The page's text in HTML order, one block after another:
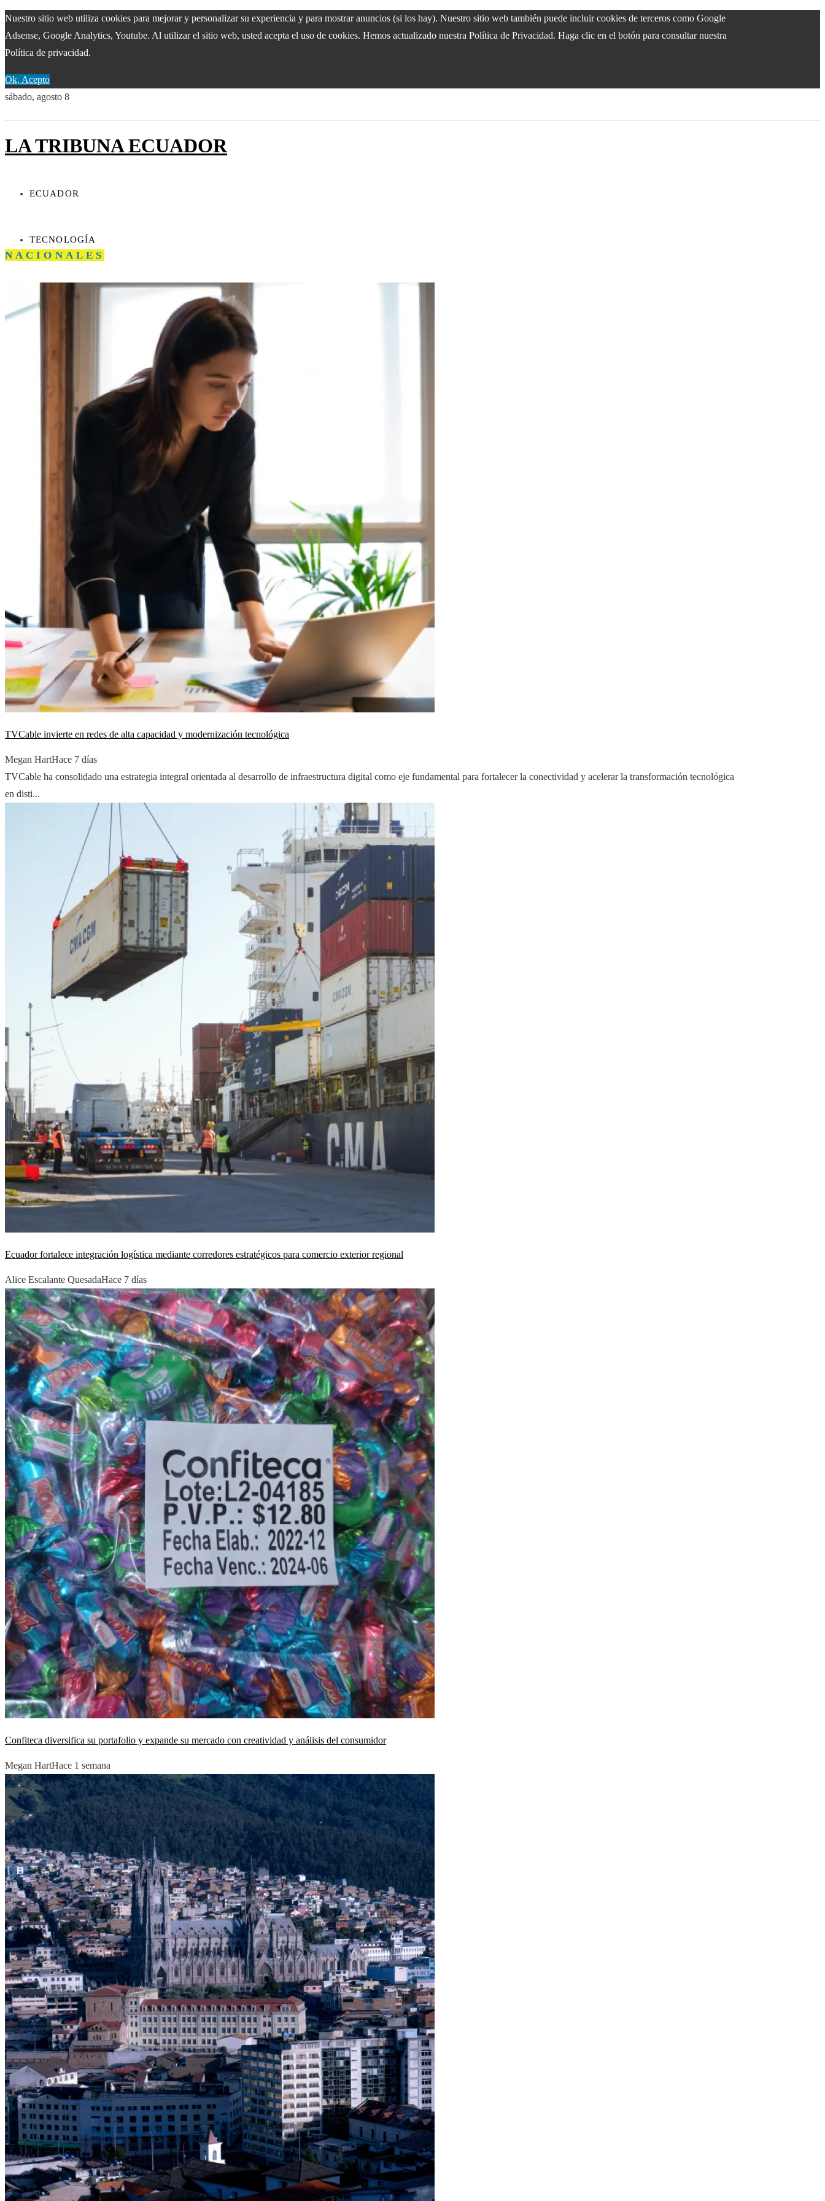
Nuestro sitio web utiliza cookies para mejorar y personalizar su experiencia y para mostrar anuncios (si los hay). Nuestro sitio web también puede incluir cookies de terceros como Google
Adsense, Google Analytics, Youtube. Al utilizar el sitio web, usted acepta el uso de cookies. Hemos actualizado nuestra Política de Privacidad. Haga clic en el botón para consultar nuestra
Política de privacidad.
Ok, Acepto
sábado, agosto 8
LA TRIBUNA ECUADOR
ECUADOR
TECNOLOGÍA
INVERSIONES
RESPONSABILIDAD SOCIAL
Cultura y ocio
NACIONALES
TVCable invierte en redes de alta capacidad y modernización tecnológica
Megan HartHace 7 días
TVCable ha consolidado una estrategia integral orientada al desarrollo de infraestructura digital como eje fundamental para fortalecer la conectividad y acelerar la transformación tecnológica
en disti...
Ecuador fortalece integración logística mediante corredores estratégicos para comercio exterior regional
Alice Escalante QuesadaHace 7 días
Confiteca diversifica su portafolio y expande su mercado con creatividad y análisis del consumidor
Megan HartHace 1 semana